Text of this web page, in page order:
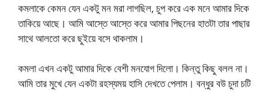
কমলাকে কেমন যেন একটু মন মরা লাগছিল, চুপ করে এক মনে আমার দিকে
তাকিয়ে আছে। আমি আস্তে আস্তে করে আমার পিছনের হাতটা তার পাছার
সাথে আলতো করে ছুইয়ে বসে থাকলাম।
কমলা এখন একটু আমার দিকে বেশী মনযোগ দিলো। কিন্তু কিছু বলল না।
আমি তার মুখে যেন একটা রহস্যময় হাসি দেখতে পেলাম। বন্ধুর বউ চুদা চটি